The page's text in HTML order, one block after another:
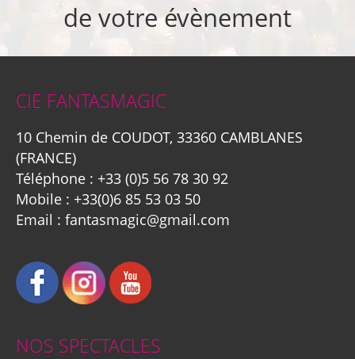
de votre évènement
CIE FANTASMAGIC
10 Chemin de COUDOT, 33360 CAMBLANES
(FRANCE)
Téléphone : +33 (0)5 56 78 30 92
Mobile : +33(0)6 85 53 03 50
Email : fantasmagic@gmail.com
NOS SPECTACLES